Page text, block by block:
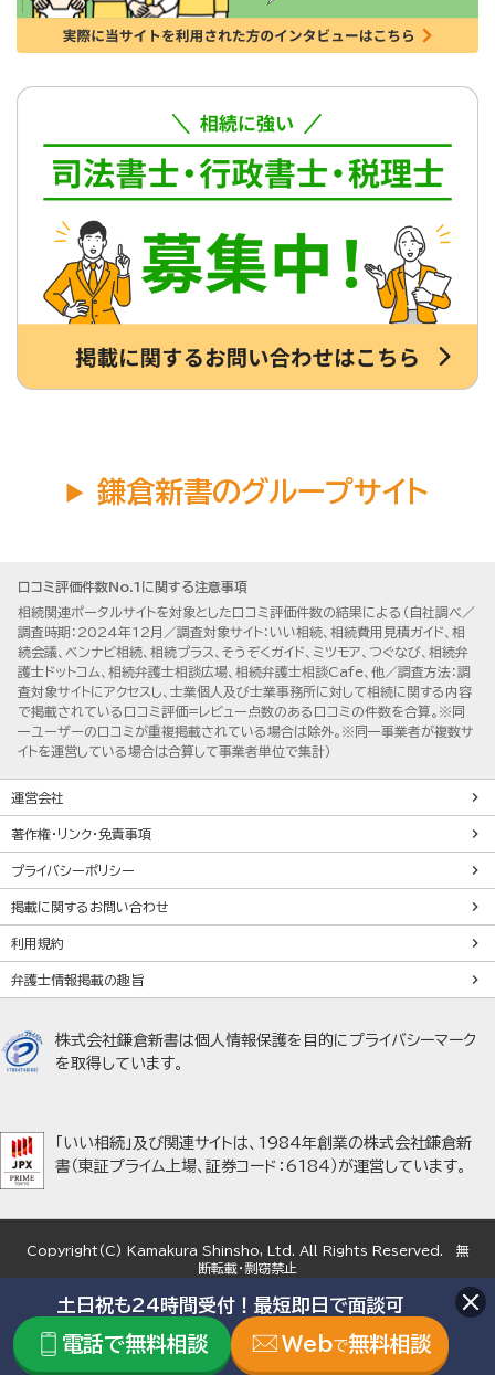
鎌倉新書のグループサイト
口コミ評価件数No.1に関する注意事項
相続関連ポータルサイトを対象とした口コミ評価件数の結果による（自社調べ／
調査時期：2024年12月／調査対象サイト：いい相続、相続費用見積ガイド、相
続会議、ベンナビ相続、相続プラス、そうぞくガイド、ミツモア、つぐなび、相続弁
護士ドットコム、相続弁護士相談広場、相続弁護士相談Cafe、他／調査方法：調
査対象サイトにアクセスし、士業個人及び士業事務所に対して相続に関する内容
で掲載されている口コミ評価=レビュー点数のある口コミの件数を合算。※同
一ユーザーの口コミが重複掲載されている場合は除外。※同一事業者が複数サ
イトを運営している場合は合算して事業者単位で集計）
運営会社
著作権・リンク・免責事項
プライバシーポリシー
掲載に関するお問い合わせ
利用規約
弁護士情報掲載の趣旨
株式会社鎌倉新書は個人情報保護を目的にプライバシーマーク
を取得しています。
「いい相続」及び関連サイトは、1984年創業の株式会社鎌倉新
書（東証プライム上場、証券コード：6184）が運営しています。
Copyright(C) Kamakura Shinsho, Ltd. All Rights Reserved. 無
断転載・剽窃禁止
土日祝も24時間受付！最短即日で面談可
電話で無料相談 Webで無料相談